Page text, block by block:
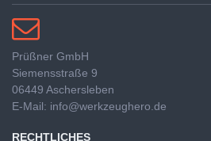
Prüßner GmbH
Siemensstraße 9
06449 Aschersleben
E-Mail: info@werkzeughero.de
RECHTLICHES